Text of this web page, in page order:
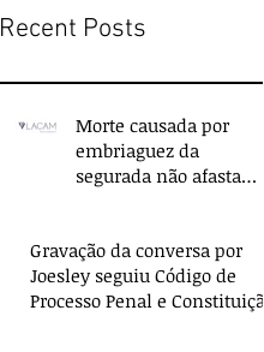
Recent Posts
Morte causada por
embriaguez da
segurada não afasta
Gravação da conversa por
Joesley seguiu Código de
Processo Penal e Constituição